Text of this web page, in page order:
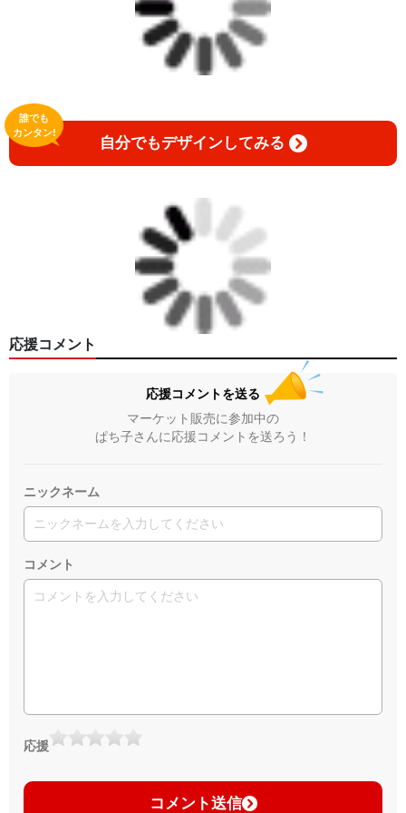
自分でもデザインしてみる
誰でも
カンタン!
応援コメント
応援コメントを送る
マーケット販売に参加中の
ぱち子さんに応援コメントを送ろう！
ニックネーム
コメント
応援
コメント送信